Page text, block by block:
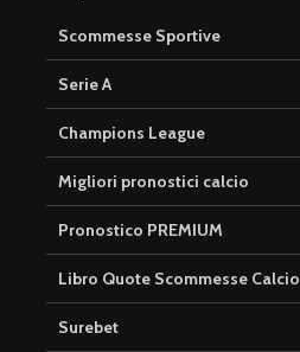
Scommesse Sportive
Serie A
Champions League
Migliori pronostici calcio
Pronostico PREMIUM
Libro Quote Scommesse Calcio
Surebet